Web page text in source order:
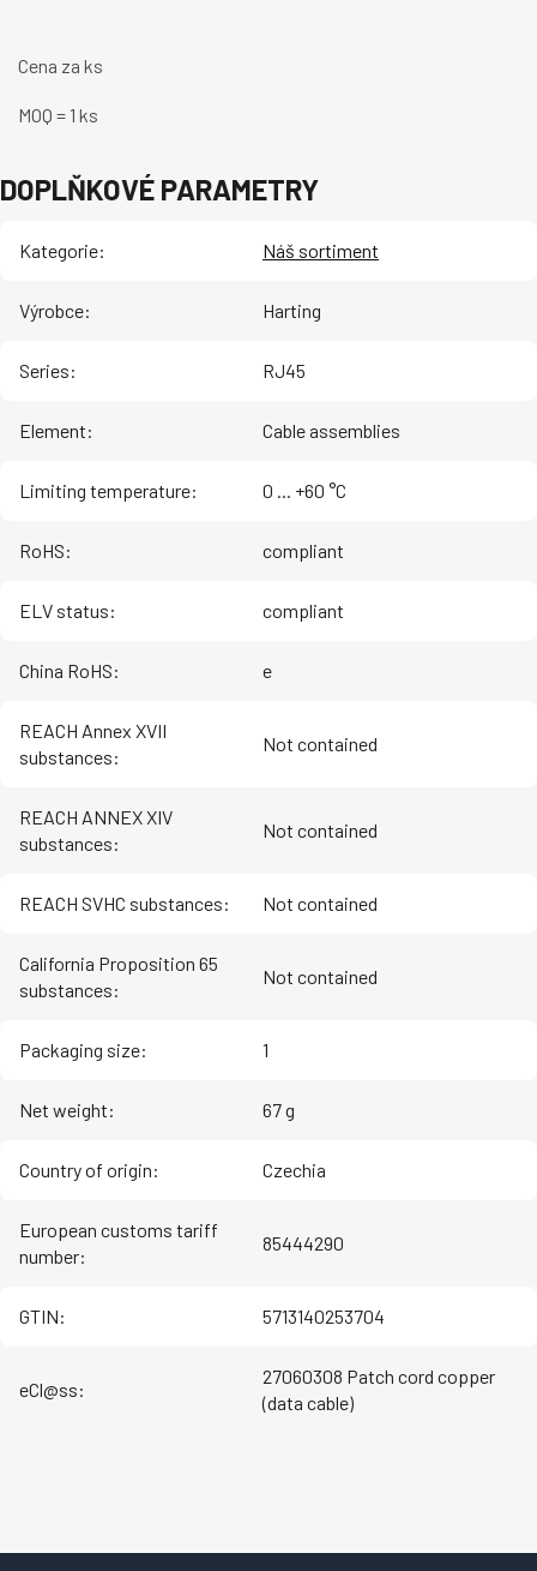
Cena za ks
MOQ = 1 ks
DOPLŇKOVÉ PARAMETRY
Kategorie: Náš sortiment
Výrobce: Harting
Series: RJ45
Element: Cable assemblies
Limiting temperature: ‌0 ... +60 °C
RoHS: compliant
ELV status: compliant
China RoHS: e
REACH Annex XVII
substances:
Not contained
REACH ANNEX XIV
substances:
Not contained
REACH SVHC substances: Not contained
California Proposition 65
substances:
Not contained
Packaging size: 1
Net weight: 67 g
Country of origin: Czechia
European customs tariff
number:
85444290
GTIN: 5713140253704
eCl@ss:
27060308 Patch cord copper
(data cable)